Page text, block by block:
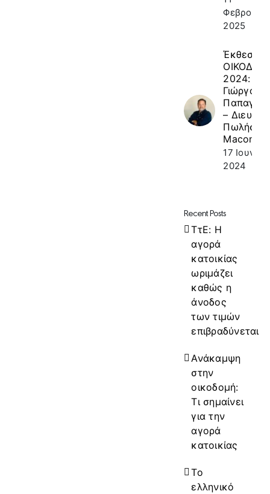
2025
Έκθεση
2024: κ.
Γιώργος
–
Macon
17
2024
Recent Posts
ΤτΕ: Η
αγορά
κατοικίας
ωριμάζει
καθώς η
άνοδος
των τιμών
επιβραδύνεται
Ανάκαμψη
στην
οικοδομή:
Τι σημαίνει
για την
αγορά
κατοικίας
Το
ελληνικό